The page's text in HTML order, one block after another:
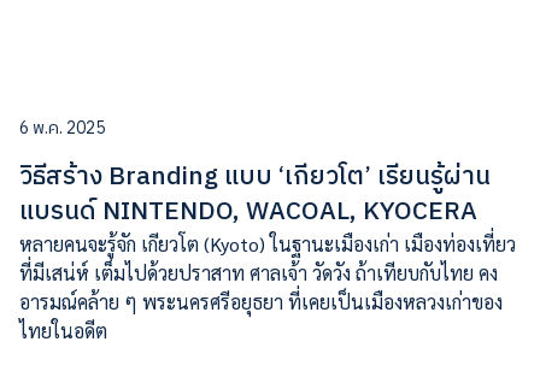
6 พ.ค. 2025
วิธีสร้าง Branding แบบ ‘เกียวโต’ เรียนรู้ผ่าน
แบรนด์ NINTENDO, WACOAL, KYOCERA
หลายคนจะรู้จัก เกียวโต (Kyoto) ในฐานะเมืองเก่า เมืองท่องเที่ยว
ที่มีเสน่ห์ เต็มไปด้วยปราสาท ศาลเจ้า วัดวัง ถ้าเทียบกับไทย คง
อารมณ์คล้าย ๆ พระนครศรีอยุธยา ที่เคยเป็นเมืองหลวงเก่าของ
ไทยในอดีต